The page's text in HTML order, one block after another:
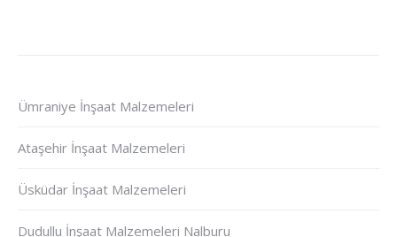
Ümraniye İnşaat Malzemeleri
Ataşehir İnşaat Malzemeleri
Üsküdar İnşaat Malzemeleri
Dudullu İnşaat Malzemeleri Nalburu